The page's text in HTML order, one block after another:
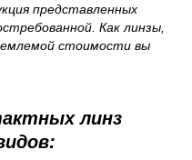
представленных
Как линзы,
стоимости вы
линз